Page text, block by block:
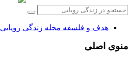
هدف و فلسفه مجله زندگی رویایی
منوی اصلی